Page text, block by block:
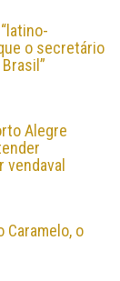
o secretário
Alegre
Caramelo, o